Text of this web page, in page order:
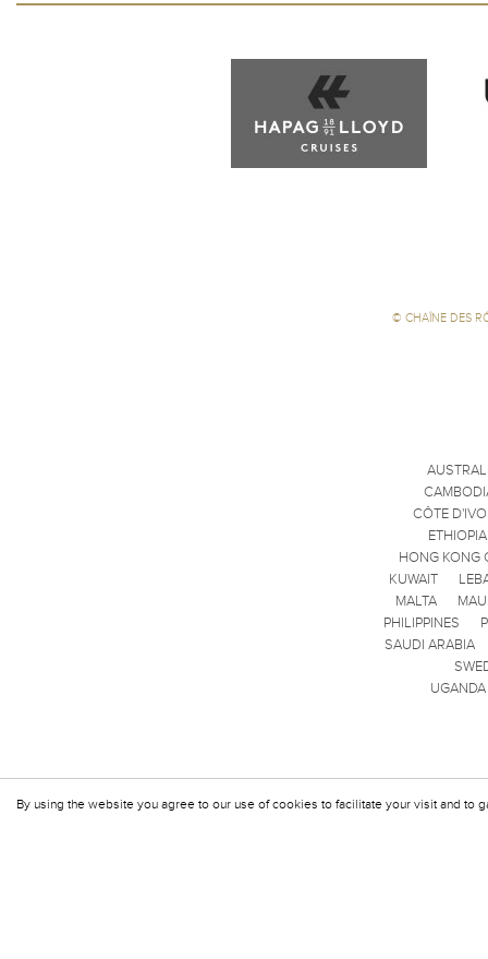
By using the website you agree to our use of cookies to facilitate your visit and to
© CHAÎNE DES
CÔTE
ETHIOPIA
HONG KONG
KUWAIT
MALTA
PHILIPPINES
SAUDI ARABIA
UGANDA